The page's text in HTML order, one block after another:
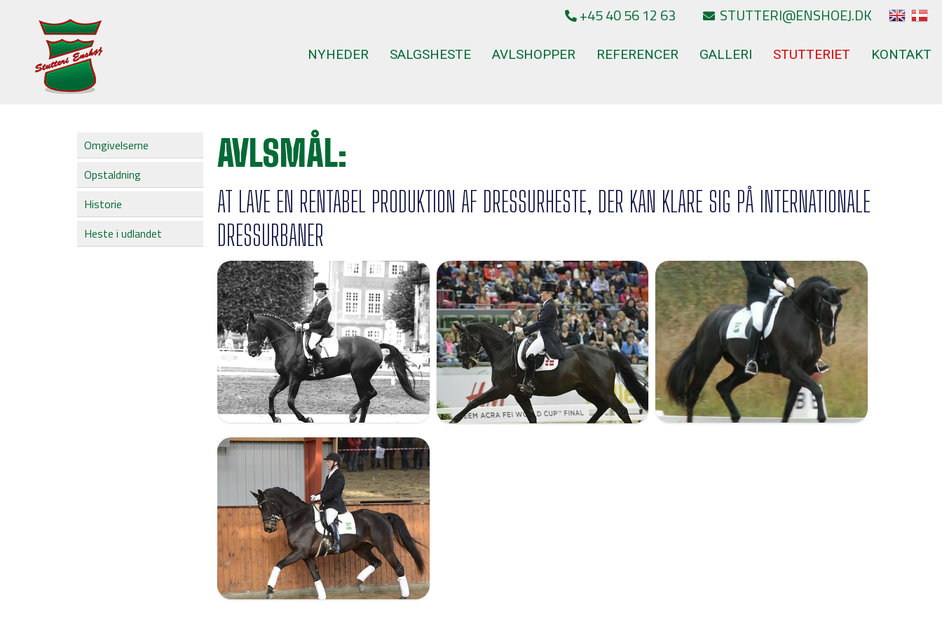
+45 40 56 12 63 STUTTERI@ENSHOEJ.DK
NYHEDER SALGSHESTE AVLSHOPPER REFERENCER GALLERI STUTTERIET KONTAKT
Omgivelserne
Opstaldning
Historie
Heste i udlandet
AVLSMÅL:
AT LAVE EN RENTABEL PRODUKTION AF DRESSURHESTE, DER KAN KLARE SIG PÅ INTERNATIONALE
DRESSURBANER